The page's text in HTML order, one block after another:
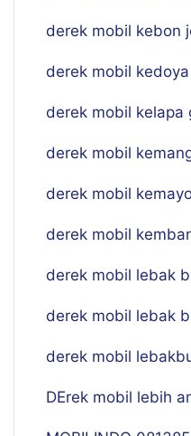
derek mobil kebon
derek mobil kedoya
derek mobil kelapa
derek mobil
derek mobil
derek mobil
derek mobil lebak
derek mobil lebak
derek mobil
DErek mobil lebih